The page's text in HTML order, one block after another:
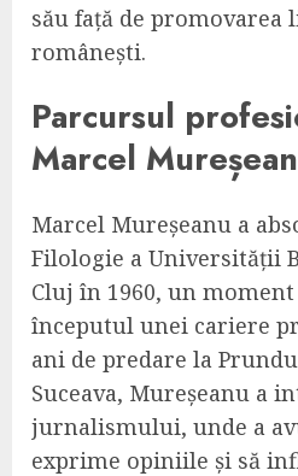
său față de
românești.
Parcursul
Marcel
Marcel Mureșeanu a
Filologie a Universității
Cluj în 1960, un
începutul unei cariere
ani de predare la
Suceava, Mureșeanu a
jurnalismului, unde a
exprime opiniile și să